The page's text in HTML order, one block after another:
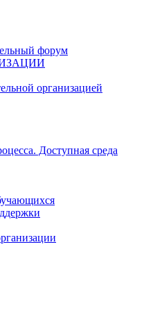
форум
организацией
Доступная среда